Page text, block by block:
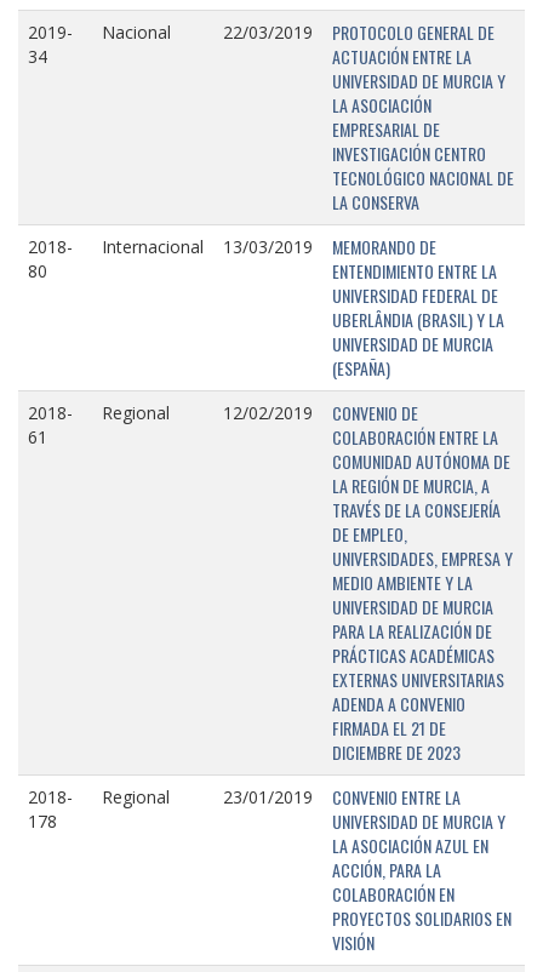
2019-
34
Nacional 22/03/2019
PROTOCOLO GENERAL DE
ACTUACIÓN ENTRE LA
UNIVERSIDAD DE MURCIA Y
LA ASOCIACIÓN
EMPRESARIAL DE
INVESTIGACIÓN CENTRO
TECNOLÓGICO NACIONAL DE
LA CONSERVA
2018-
80
Internacional 13/03/2019
MEMORANDO DE
ENTENDIMIENTO ENTRE LA
UNIVERSIDAD FEDERAL DE
UBERLÂNDIA (BRASIL) Y LA
UNIVERSIDAD DE MURCIA
(ESPAÑA)
2018-
61
Regional 12/02/2019
CONVENIO DE
COLABORACIÓN ENTRE LA
COMUNIDAD AUTÓNOMA DE
LA REGIÓN DE MURCIA, A
TRAVÉS DE LA CONSEJERÍA
DE EMPLEO,
UNIVERSIDADES, EMPRESA Y
MEDIO AMBIENTE Y LA
UNIVERSIDAD DE MURCIA
PARA LA REALIZACIÓN DE
PRÁCTICAS ACADÉMICAS
EXTERNAS UNIVERSITARIAS
ADENDA A CONVENIO
FIRMADA EL 21 DE
DICIEMBRE DE 2023
2018-
178
Regional 23/01/2019
CONVENIO ENTRE LA
UNIVERSIDAD DE MURCIA Y
LA ASOCIACIÓN AZUL EN
ACCIÓN, PARA LA
COLABORACIÓN EN
PROYECTOS SOLIDARIOS EN
VISIÓN